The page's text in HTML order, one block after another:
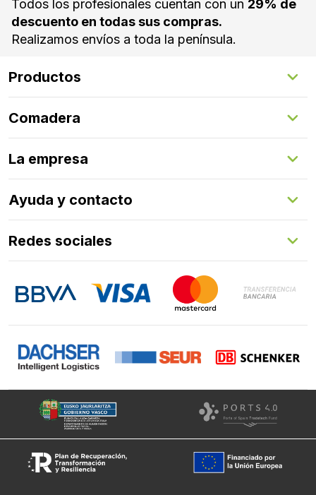
Todos los profesionales cuentan con un 29% de
descuento en todas sus compras.
Realizamos envíos a toda la península.
Productos
Suelos Exteriores
Revestimientos Exteriores
Revestimientos Interiores
Puertas
Herrajes
Comadera
Gestión de servicios
Comadera Connect™
La empresa
Programa de fidelización
Ayuda y contacto
FAQs
Contacto
Redes sociales
Instagram
Facebook